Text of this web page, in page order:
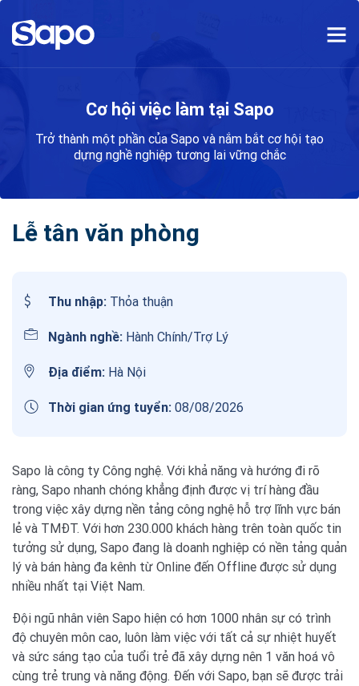
Cơ hội việc làm tại Sapo
Trở thành một phần của Sapo và nắm bắt cơ hội tạo
dựng nghề nghiệptương lai vững chắc
Lễ tân văn phòng
Thu nhập: Thỏa thuận
Ngành nghề: Hành Chính/Trợ Lý
Địa điểm: Hà Nội
Thời gian ứng tuyển: 08/08/2026
Sapo là công ty Công nghệ. Với khả năng và hướng đi rõ
ràng, Sapo nhanh chóng khẳng định được vị trí hàng đầu
trong việc xây dựng nền tảng công nghệ hỗ trợ lĩnh vực bán
lẻ và TMĐT. Với hơn 230.000 khách hàng trên toàn quốc tin
tưởng sử dụng, Sapo đang là doanh nghiệp có nền tảng quản
lý và bán hàng đa kênh từ Online đến Offline được sử dụng
nhiều nhất tại Việt Nam.
Đội ngũ nhân viên Sapo hiện có hơn 1000 nhân sự có trình
độ chuyên môn cao, luôn làm việc với tất cả sự nhiệt huyết
và sức sáng tạo của tuổi trẻ đã xây dựng nên 1 văn hoá vô
cùng trẻ trung và năng động. Đến với Sapo, bạn sẽ được trải